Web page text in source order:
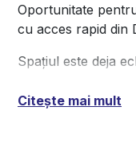
Oportunitate
cu acces rapid din
Spațiul este deja
Specificații:
Citește mai mult